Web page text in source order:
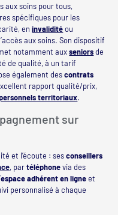
aux soins pour tous,
spécifiques pour les
eninvaliditéou
aux soins. Son dispositif
notamment auxseniorsde
de qualité, à un tarif
également descontrats
rapport qualité/prix,
territoriaux.
sur
et l’écoute : sesconseillers
, partéléphonevia des
espace adhérent en ligneet
personnalisé à chaque